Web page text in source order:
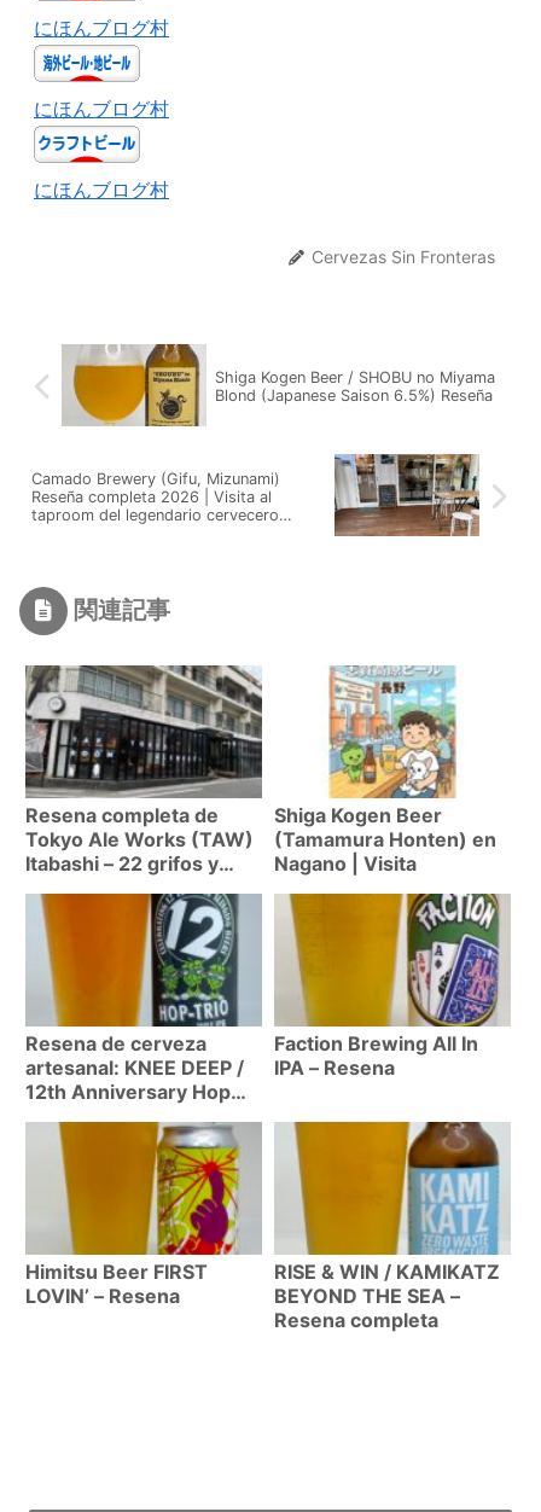
にほんブログ村
にほんブログ村
にほんブログ村
Cervezas Sin Fronteras
Shiga Kogen Beer / SHOBU no Miyama
Blond (Japanese Saison 6.5%) Reseña
Camado Brewery (Gifu, Mizunami)
Reseña completa 2026 | Visita al
taproom del legendario cervecero
関連記事
Resena completa de
Tokyo Ale Works (TAW)
Itabashi – 22 grifos y
hamburguesas
excelentes
Shiga Kogen Beer
(Tamamura Honten) en
Nagano | Visita
Resena de cerveza
artesanal: KNEE DEEP /
12th Anniversary Hop
Trio (TWCIPA 11%)
Faction Brewing All In
IPA – Resena
Himitsu Beer FIRST
LOVIN’ – Resena
RISE & WIN / KAMIKATZ
BEYOND THE SEA –
Resena completa